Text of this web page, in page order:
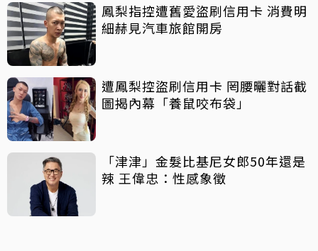
鳳梨指控遭舊愛盜刷信用卡 消費明
細赫見汽車旅館開房
遭鳳梨控盜刷信用卡 罔腰曬對話截
圖揭內幕「養鼠咬布袋」
「津津」金髮比基尼女郎50年還是
辣 王偉忠：性感象徵